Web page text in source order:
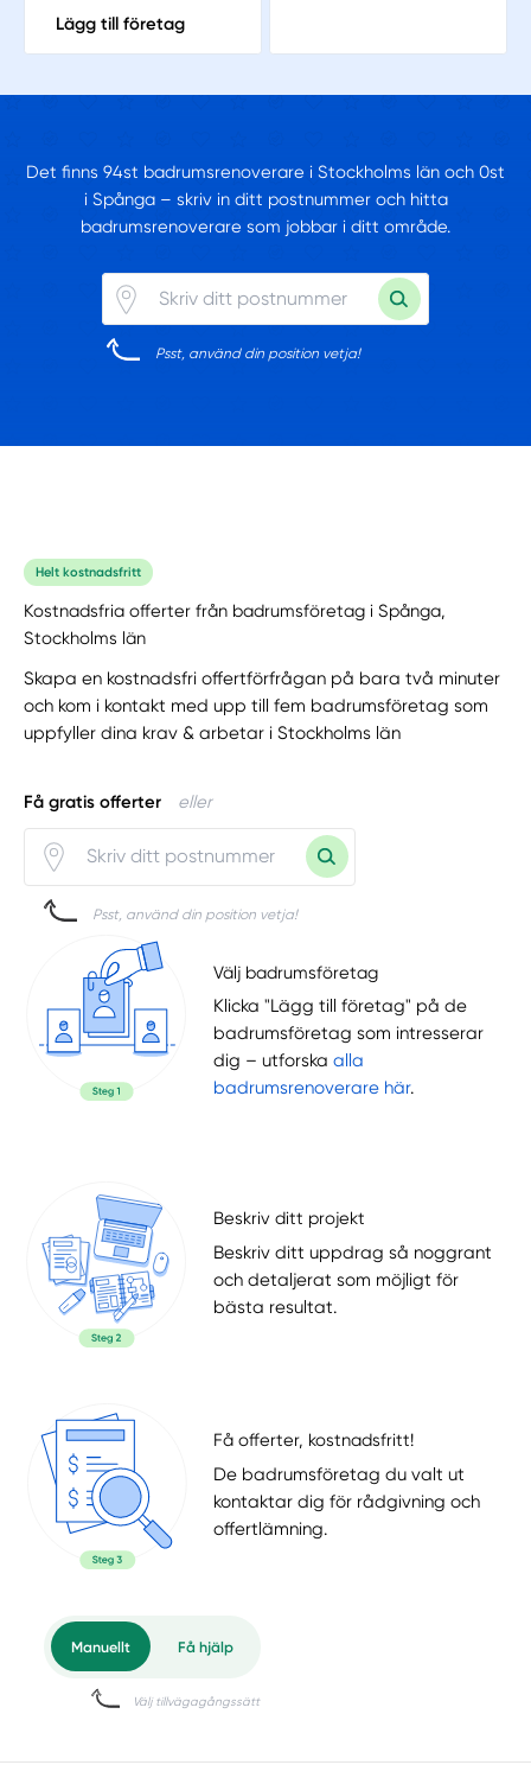
Lägg till företag
Det finns 94st badrumsrenoverare i Stockholms län och 0st
i Spånga – skriv in ditt postnummer och hitta
badrumsrenoverare som jobbar i ditt område.
Psst, använd din position vetja!
Helt kostnadsfritt
Kostnadsfria offerter från badrumsföretag i Spånga,
Stockholms län
Skapa en kostnadsfri offertförfrågan på bara två minuter
och kom i kontakt med upp till fem badrumsföretag som
uppfyller dina krav & arbetar i Stockholms län
Få gratis offerter eller
Psst, använd din position vetja!
Välj badrumsföretag
Klicka "Lägg till företag" på de
badrumsföretag som intresserar
dig – utforskaalla
badrumsrenoverare här.
Beskriv ditt projekt
Beskriv ditt uppdrag så noggrant
och detaljerat som möjligt för
bästa resultat.
Få offerter, kostnadsfritt!
De badrumsföretag du valt ut
kontaktar dig för rådgivning och
offertlämning.